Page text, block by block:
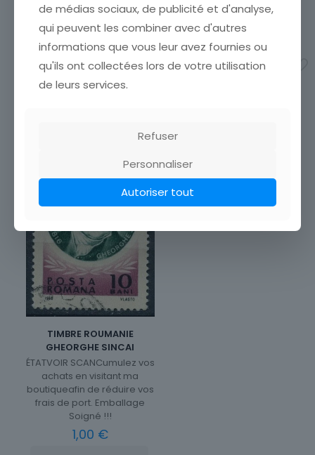
frais de port. Emballage
Soigné !!!
1,99€
Ajouter au panier
frais de port. Emballage
3,50€
Ajouter au panier
TIMBRE ROUMANIE
GHEORGHE SINCAI
ÉTATVOIR SCANCumulez vos
achats en visitant ma
boutiqueafin de réduire vos
frais de port. Emballage
Soigné !!!
1,00 €
de médias sociaux, de publicité et d'analyse,
qui peuvent les combiner avec d'autres
informations que vous leur avez fournies ou
qu'ils ont collectées lors de votre utilisation
de leurs services.
Refuser
Personnaliser
Autoriser tout